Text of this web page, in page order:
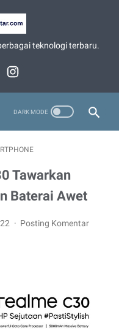
teknologi terbaru.
Tawarkan
Baterai Awet
Posting Komentar